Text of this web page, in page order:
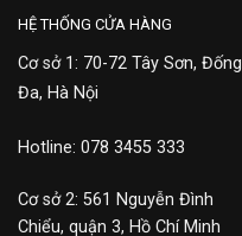
HỆ THỐNG CỬA HÀNG
Cơ sở 1: 70-72 Tây Sơn, Đống
Đa, Hà Nội
Hotline: 078 3455 333
Cơ sở 2: 561 Nguyễn Đình
Chiểu, quận 3, Hồ Chí Minh